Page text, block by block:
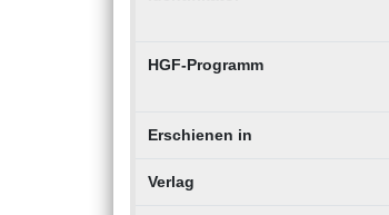
HGF-Programm
Erschienen in
Verlag